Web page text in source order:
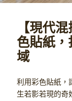
【現代
色貼紙
域
利用彩色貼紙，
生若影若現的奇